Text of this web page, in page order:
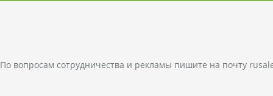
По вопросам сотрудничества и рекламы пишите на почту